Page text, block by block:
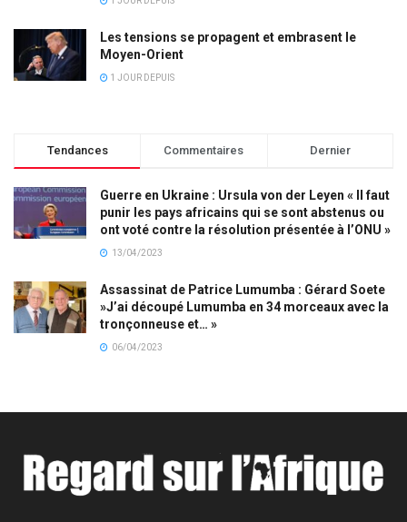
Les tensions se propagent et embrasent le
Moyen-Orient
1 JOUR DEPUIS
Tendances Commentaires Dernier
Guerre en Ukraine : Ursula von der Leyen « Il faut
punir les pays africains qui se sont abstenus ou
ont voté contre la résolution présentée à l’ONU »
13/04/2023
Assassinat de Patrice Lumumba : Gérard Soete
»J’ai découpé Lumumba en 34 morceaux avec la
tronçonneuse et… »
06/04/2023